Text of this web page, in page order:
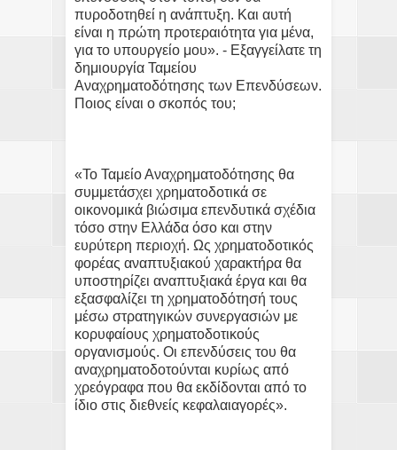
πυροδοτηθεί η ανάπτυξη. Και αυτή
είναι η πρώτη προτεραιότητα για μένα,
για το υπουργείο μου». - Εξαγγείλατε τη
δημιουργία Ταμείου
Αναχρηματοδότησης των Επενδύσεων.
Ποιος είναι ο σκοπός του;
«Το Ταμείο Αναχρηματοδότησης θα
συμμετάσχει χρηματοδοτικά σε
οικονομικά βιώσιμα επενδυτικά σχέδια
τόσο στην Ελλάδα όσο και στην
ευρύτερη περιοχή. Ως χρηματοδοτικός
φορέας αναπτυξιακού χαρακτήρα θα
υποστηρίζει αναπτυξιακά έργα και θα
εξασφαλίζει τη χρηματοδότησή τους
μέσω στρατηγικών συνεργασιών με
κορυφαίους χρηματοδοτικούς
οργανισμούς. Οι επενδύσεις του θα
αναχρηματοδοτούνται κυρίως από
χρεόγραφα που θα εκδίδονται από το
ίδιο στις διεθνείς κεφαλαιαγορές».